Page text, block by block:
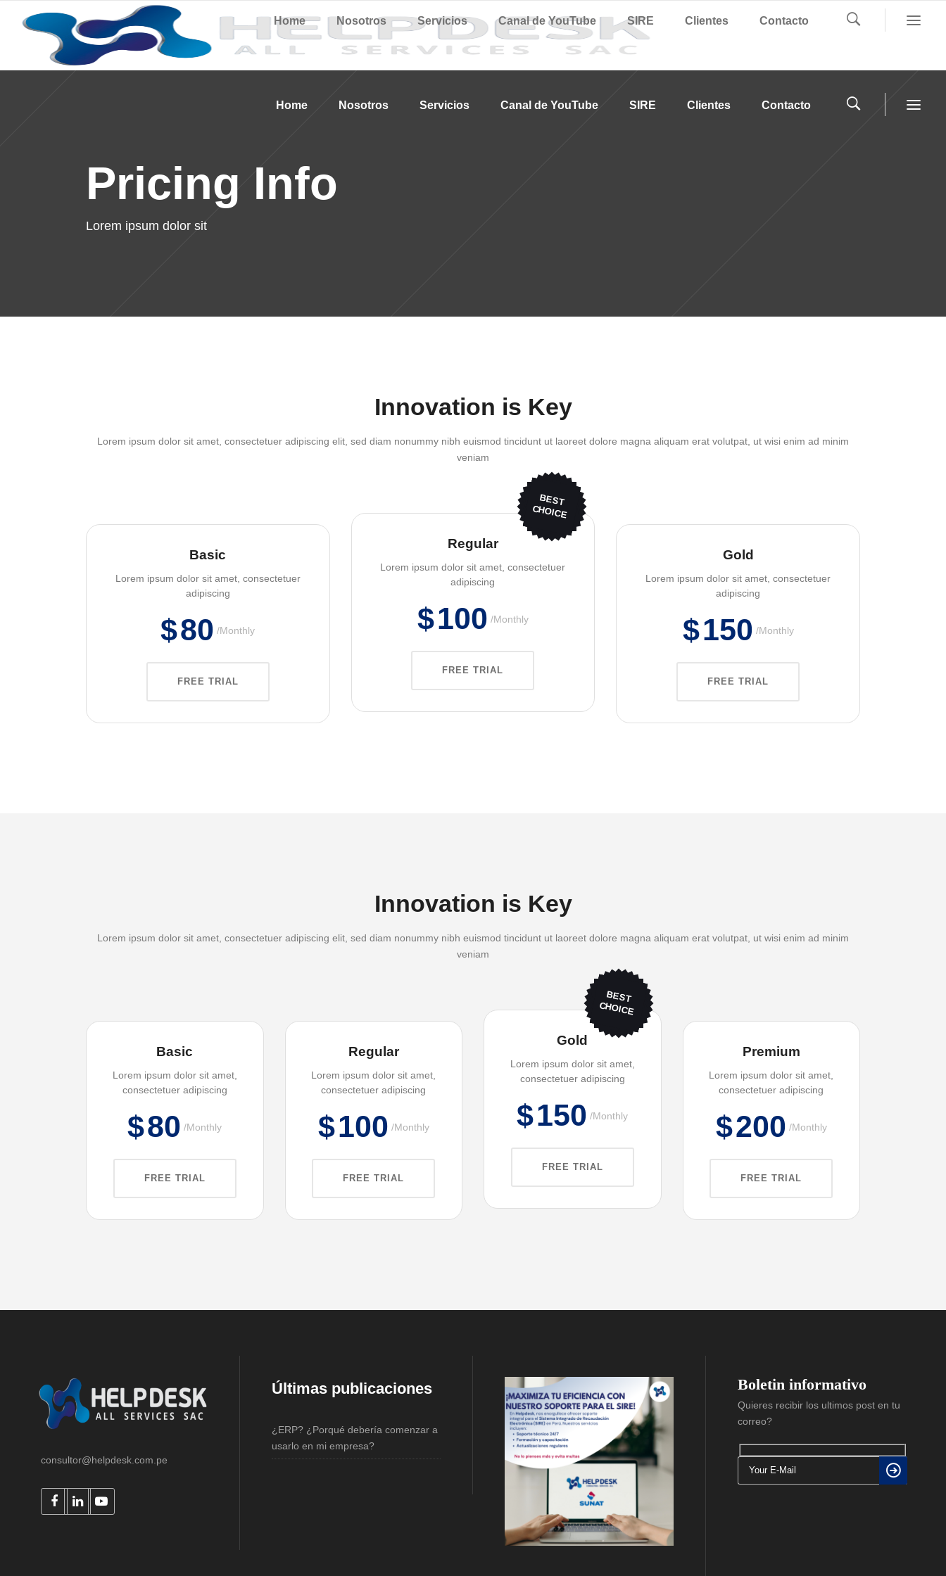
Home Nosotros Servicios Canal de YouTube SIRE Clientes Contacto
Home Nosotros Servicios Canal de YouTube SIRE Clientes Contacto
Pricing Info
Lorem ipsum dolor sit
Innovation is Key
Lorem ipsum dolor sit amet, consectetuer adipiscing elit, sed diam nonummy nibh euismod tincidunt ut laoreet dolore magna aliquam erat volutpat, ut wisi enim ad minim
veniam
Basic
Lorem ipsum dolor sit amet, consectetuer
adipiscing
$80 Monthly
FREE TRIAL
BEST
CHOICE
Regular
Lorem ipsum dolor sit amet, consectetuer
adipiscing
$100 Monthly
FREE TRIAL
Gold
Lorem ipsum dolor sit amet, consectetuer
adipiscing
$150 Monthly
FREE TRIAL
Innovation is Key
Lorem ipsum dolor sit amet, consectetuer adipiscing elit, sed diam nonummy nibh euismod tincidunt ut laoreet dolore magna aliquam erat volutpat, ut wisi enim ad minim
veniam
Basic
Lorem ipsum dolor sit amet,
consectetuer adipiscing
$80 Monthly
FREE TRIAL
Regular
Lorem ipsum dolor sit amet,
consectetuer adipiscing
$100 Monthly
FREE TRIAL
BEST
CHOICE
Gold
Lorem ipsum dolor sit amet,
consectetuer adipiscing
$150 Monthly
FREE TRIAL
Premium
Lorem ipsum dolor sit amet,
consectetuer adipiscing
$200 Monthly
FREE TRIAL
consultor@helpdesk.com.pe
Últimas publicaciones
¿ERP? ¿Porqué debería comenzar a
usarlo en mi empresa?
Boletin informativo
Quieres recibir los ultimos post en tu
correo?